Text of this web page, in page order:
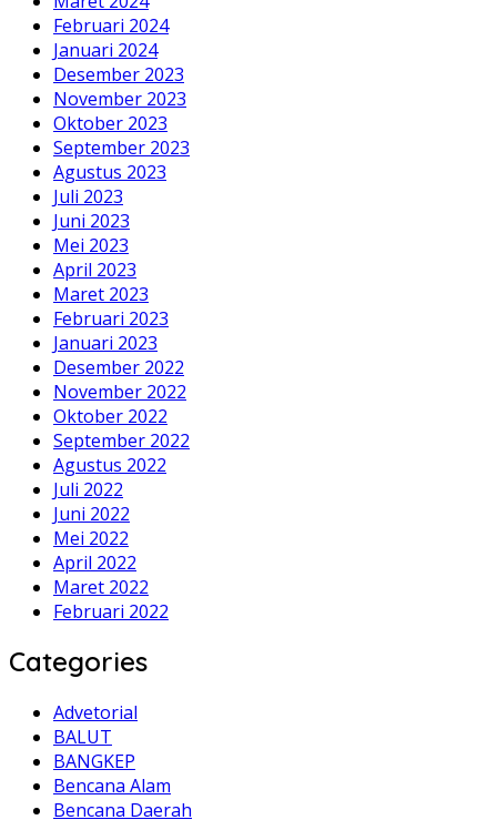
Februari 2024
Januari 2024
Desember 2023
November 2023
Oktober 2023
September 2023
Agustus 2023
Juli 2023
Juni 2023
Mei 2023
April 2023
Maret 2023
Februari 2023
Januari 2023
Desember 2022
November 2022
Oktober 2022
September 2022
Agustus 2022
Juli 2022
Juni 2022
Mei 2022
April 2022
Maret 2022
Februari 2022
Categories
Advetorial
BALUT
BANGKEP
Bencana Alam
Bencana Daerah